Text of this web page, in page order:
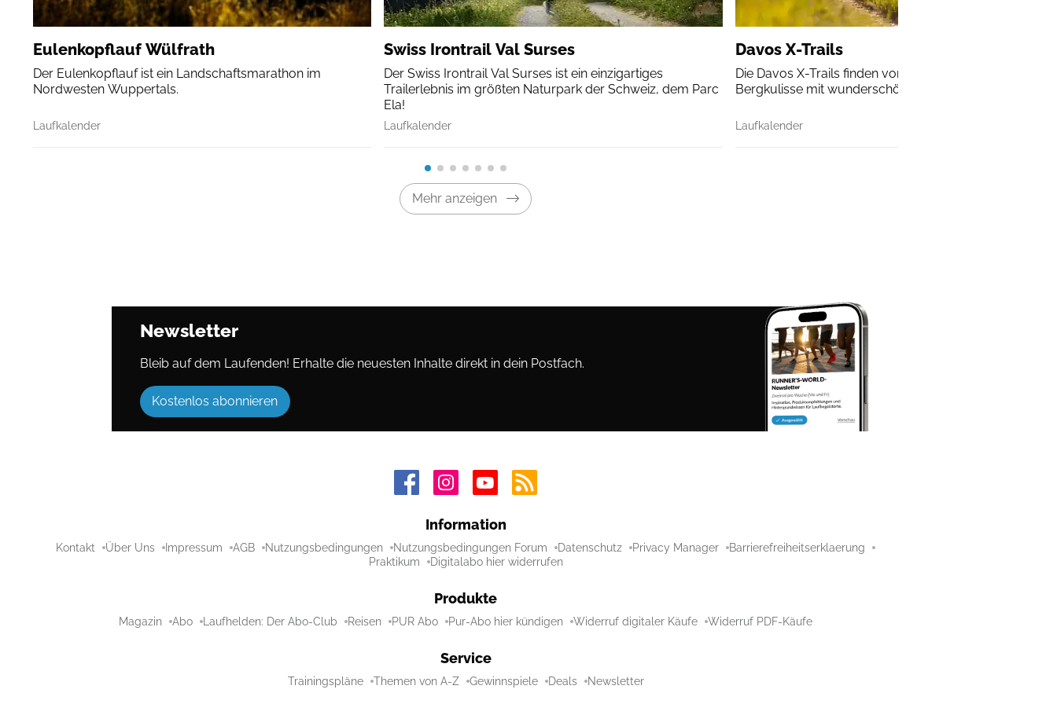
Eulenkopflauf Wülfrath
Der Eulenkopflauf ist ein Landschaftsmarathon im
Nordwesten Wuppertals.
Laufkalender
Swiss Irontrail Val Surses
Der Swiss Irontrail Val Surses ist ein einzigartiges
Trailerlebnis im größten Naturpark der Schweiz, dem Parc
Ela!
Laufkalender
Davos X-Trails
Die Davos X-Trails finden vor einer atemberaubenden
Bergkulisse mit wunderschönen Landschaften statt.
Laufkalender
Mehr anzeigen
Newsletter
Bleib auf dem Laufenden! Erhalte die neuesten Inhalte direkt in dein Postfach.
Kostenlos abonnieren
Information
Kontakt Über Uns Impressum AGB Nutzungsbedingungen Nutzungsbedingungen Forum Datenschutz Privacy Manager
Barrierefreiheitserklaerung
Praktikum
Digitalabo hier widerrufen
Produkte
Magazin Abo Laufhelden: Der Abo-Club Reisen PUR Abo Pur-Abo hier kündigen Widerruf digitaler Käufe Widerruf PDF-Käufe
Service
Trainingspläne Themen von A-Z Gewinnspiele Deals Newsletter